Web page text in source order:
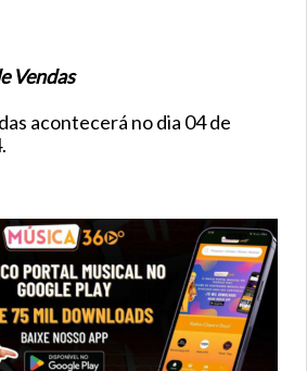
Vendas
acontecerá no dia 04 de